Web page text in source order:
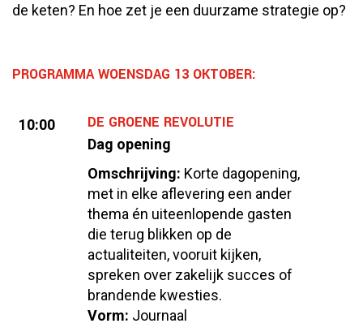
de keten? En hoe zet je een duurzame strategie op?
PROGRAMMA WOENSDAG 13 OKTOBER:
10:00 DE GROENE REVOLUTIE
Dag opening
Omschrijving: Korte dagopening,
met in elke aflevering een ander
thema én uiteenlopende gasten
die terug blikken op de
actualiteiten, vooruit kijken,
spreken over zakelijk succes of
brandende kwesties.
Vorm: Journaal